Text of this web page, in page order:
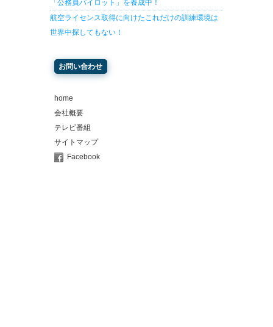
「公務員パイロット」を養成中！
航空ライセンス取得に向けたこれだけの訓練環境は
世界中探してもない！
お問い合わせ
home
会社概要
テレビ番組
サイトマップ
Facebook